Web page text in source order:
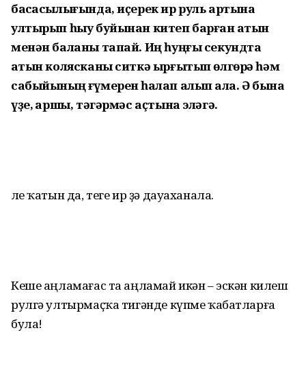
баҡсасылығында, иҫерек ир руль артына
ултырып һыу буйынан китеп барған ҡатын
менән баланы тапай. Иң һуңғы секундта
ҡатын колясканы ситкә ырғытып өлгөрә һәм
сабыйының ғүмерен һаҡлап алып ҡала. Ә бына
үҙе, ҡаршы, тәгәрмәс аҫтына эләгә.
Әле ҡатын да, теге ир ҙә дауаханала.
Кеше аңламағас та аңламай икән – эскән килеш
рулгә ултырмаҫҡа тигәнде күпме ҡабатларға
була!